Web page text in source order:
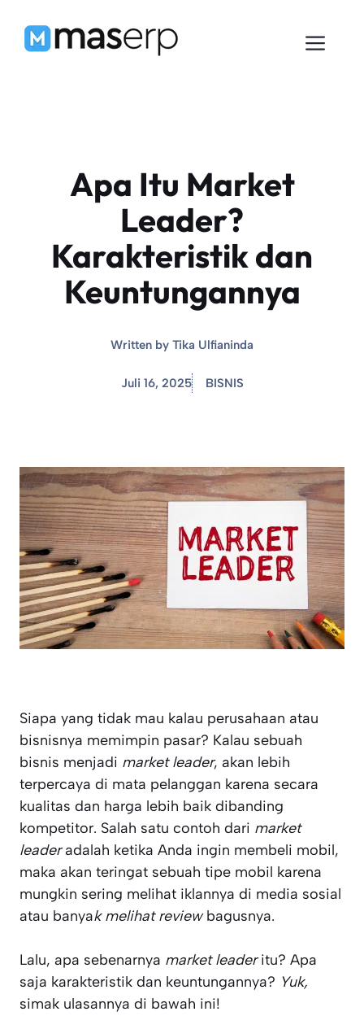
Apa Itu Market
Leader?
Karakteristik dan
Keuntungannya
Written by Tika Ulfianinda
Juli 16, 2025 BISNIS
Siapa yang tidak mau kalau perusahaan atau
bisnisnya memimpin pasar? Kalau sebuah
bisnis menjadi market leader, akan lebih
terpercaya di mata pelanggan karena secara
kualitas dan harga lebih baik dibanding
kompetitor. Salah satu contoh dari market
leaderadalah ketika Anda ingin membeli mobil,
maka akan teringat sebuah tipe mobil karena
mungkin sering melihat iklannya di media sosial
atau banyak melihat reviewbagusnya.
Lalu, apa sebenarnya market leaderitu? Apa
saja karakteristik dan keuntungannya? Yuk,
simak ulasannya di bawah ini!